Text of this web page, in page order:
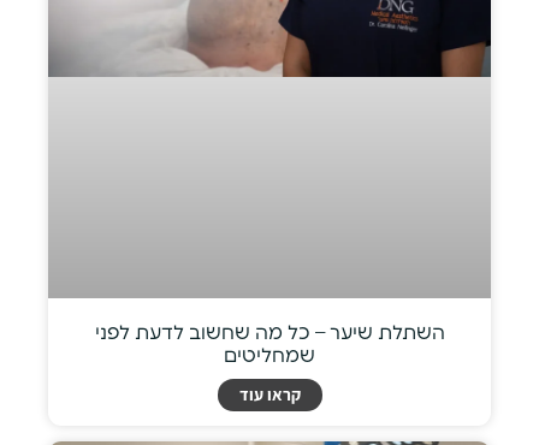
השתלת שיער – כל מה שחשוב לדעת לפני
שמחליטים
קראו עוד